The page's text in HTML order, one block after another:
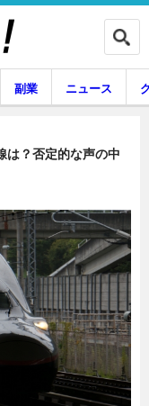
家インタビュー
ニュース
スキル
副業 ニュース
は？否定的な声の中